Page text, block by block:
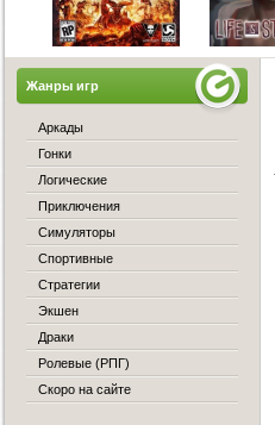
Жанры игр
Аркады
Гонки
Логические
Приключения
Симуляторы
Спортивные
Стратегии
Экшен
Драки
Ролевые (РПГ)
Скоро на сайте